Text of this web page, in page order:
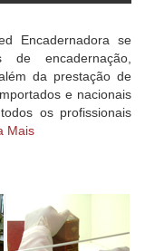
Encadernadora se
encadernação,
da prestação de
e nacionais
os profissionais
Mais